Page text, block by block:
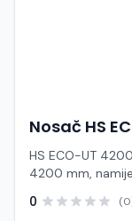
Nosač HS
HS ECO-UT
4200 mm,
ekonomična
0